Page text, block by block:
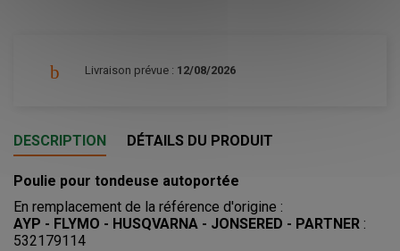
Livraison prévue : 12/08/2026
DESCRIPTION DÉTAILS DU PRODUIT
Poulie pour tondeuse autoportée
En remplacement de la référence d'origine :
AYP - FLYMO - HUSQVARNA - JONSERED - PARTNER :
532179114